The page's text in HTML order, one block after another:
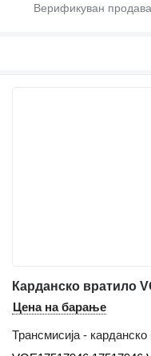
Цена на барање
Трансмисија - карданско